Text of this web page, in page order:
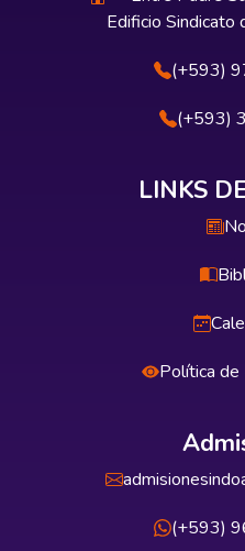
Edificio Sindicato
(+593)
(+593)
LINKS
Política
(+593)